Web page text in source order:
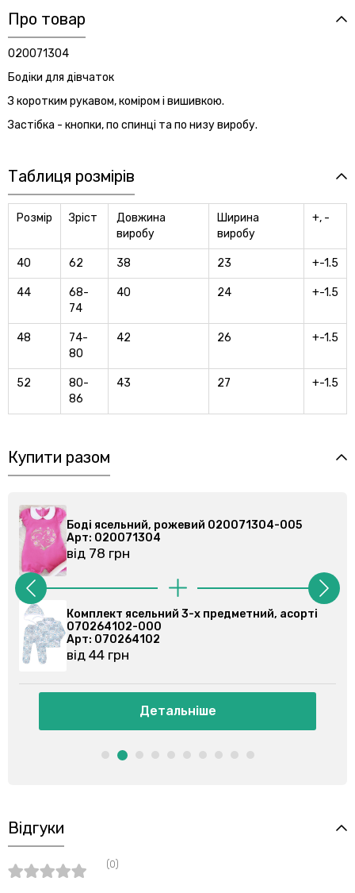
Про товар
020071304
Бодіки для дівчаток
З коротким рукавом, коміром і вишивкою.
Застібка - кнопки, по спинці та по низу виробу.
Таблиця розмірів
Розмір Зріст
Довжина
виробу
Ширина
виробу
+, -
40 62 38 23 +-1.5
44
68-
74
40 24 +-1.5
48
74-
80
42 26 +-1.5
52
80-
86
43 27 +-1.5
Купити разом
Боді ясельний, рожевий 020071304-005
Арт: 020071304
від 78 грн
Комплект ясельний 3-х предметний, асорті
070264102-000
Арт: 070264102
від 44 грн
Детальніше
Відгуки
(0)